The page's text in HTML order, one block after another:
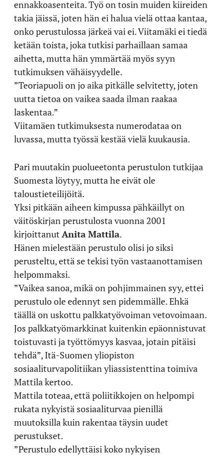
ennakkoasenteita. Työ on tosin muiden kiireiden
takia jäissä, joten hän ei halua vielä ottaa kantaa,
onko perustulossa järkeä vai ei. Viitamäki ei tiedä
ketään toista, joka tutkisi parhaillaan samaa
aihetta, mutta hän ymmärtää myös syyn
tutkimuksen vähäisyydelle.
”Teoriapuoli on jo aika pitkälle selvitetty, joten
uutta tietoa on vaikea saada ilman raakaa
laskentaa.”
Viitamäen tutkimuksesta numerodataa on
luvassa, mutta työssä kestää vielä kuukausia.
Pari muutakin puolueetonta perustulon tutkijaa
Suomesta löytyy, mutta he eivät ole
taloustieteilijöitä.
Yksi pitkään aiheen kimpussa pähkäillyt on
väitöskirjan perustulosta vuonna 2001
kirjoittanut Anita Mattila.
Hänen mielestään perustulo olisi jo siksi
perusteltu, että se tekisi työn vastaanottamisen
helpommaksi.
”Vaikea sanoa, mikä on pohjimmainen syy, ettei
perustulo ole edennyt sen pidemmälle. Ehkä
täällä on uskottu palkkatyövoiman vetovoimaan.
Jos palkkatyömarkkinat kuitenkin epäonnistuvat
toistuvasti ja työttömyys kasvaa, jotain pitäisi
tehdä”, Itä-Suomen yliopiston
sosiaaliturvapolitiikan yliassistenttina toimiva
Mattila kertoo.
Mattila toteaa, että poliitikkojen on helpompi
rukata nykyistä sosiaaliturvaa pienillä
muutoksilla kuin rakentaa täysin uudet
perustukset.
”Perustulo edellyttäisi koko nykyisen